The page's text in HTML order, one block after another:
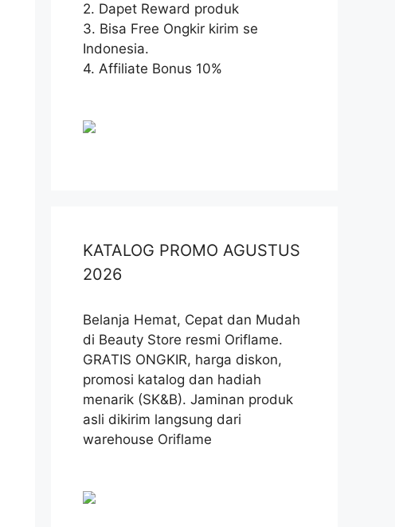
2. Dapet Reward produk
3. Bisa Free Ongkir kirim se
Indonesia.
4. Affiliate Bonus 10%
KATALOG PROMO AGUSTUS
2026
Belanja Hemat, Cepat dan Mudah
di Beauty Store resmi Oriflame.
GRATIS ONGKIR, harga diskon,
promosi katalog dan hadiah
menarik (SK&B). Jaminan produk
asli dikirim langsung dari
warehouse Oriflame